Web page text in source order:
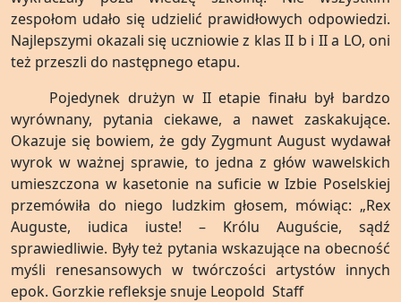
zespołom udało się udzielić prawidłowych odpowiedzi.
Najlepszymi okazali się uczniowie z klas II b i II a LO, oni
też przeszli do następnego etapu.
Pojedynek drużyn w II etapie finału był bardzo
wyrównany, pytania ciekawe, a nawet zaskakujące.
Okazuje się bowiem, że gdy Zygmunt August wydawał
wyrok w ważnej sprawie, to jedna z głów wawelskich
umieszczona w kasetonie na suficie w Izbie Poselskiej
przemówiła do niego ludzkim głosem, mówiąc: „Rex
Auguste, iudica iuste! – Królu Auguście, sądź
sprawiedliwie. Były też pytania wskazujące na obecność
myśli renesansowych w twórczości artystów innych
epok. Gorzkie refleksje snuje Leopold Staff